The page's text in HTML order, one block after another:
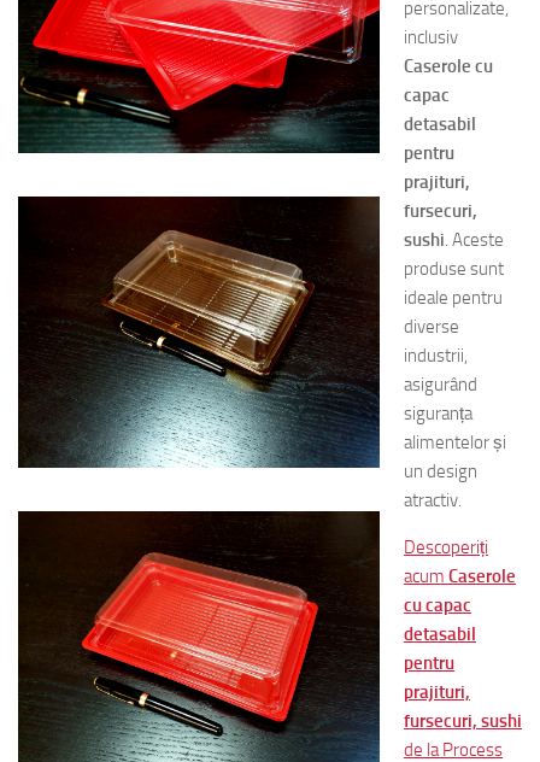
personalizate,
inclusiv
Caserole cu
capac
detasabil
pentru
prajituri,
fursecuri,
sushi. Aceste
produse sunt
ideale pentru
diverse
industrii,
asigurând
siguranța
alimentelor și
un design
atractiv.
Descoperiți
acum Caserole
cu capac
detasabil
pentru
prajituri,
fursecuri, sushi
de la Process